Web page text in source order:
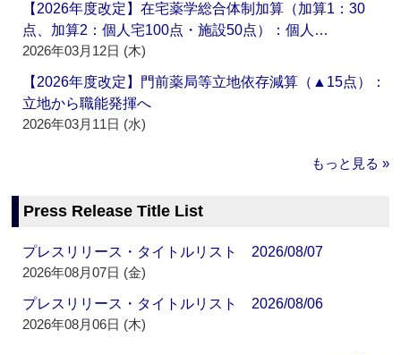
【2026年度改定】在宅薬学総合体制加算（加算1：30
点、加算2：個人宅100点・施設50点）：個人…
2026年03月12日 (木)
【2026年度改定】門前薬局等立地依存減算（▲15点）：
立地から職能発揮へ
2026年03月11日 (水)
もっと見る »
Press Release Title List
プレスリリース・タイトルリスト 2026/08/07
2026年08月07日 (金)
プレスリリース・タイトルリスト 2026/08/06
2026年08月06日 (木)